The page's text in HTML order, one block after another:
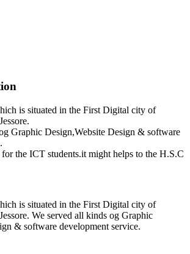
is situated in the First Digital city of
Graphic Design,Website Design & software
the ICT students.it might helps to the H.S.C
is situated in the First Digital city of
We served all kinds og Graphic
& software development service.